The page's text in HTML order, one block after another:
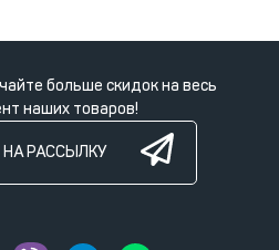
больше скидок на весь
наших товаров!
РАССЫЛКУ